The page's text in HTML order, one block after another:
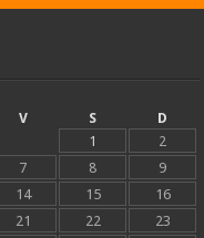
V S
D
1
2
7 8
9
14 15
16
21 22
23